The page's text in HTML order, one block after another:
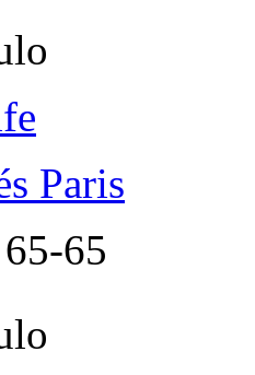
Paris
65-65